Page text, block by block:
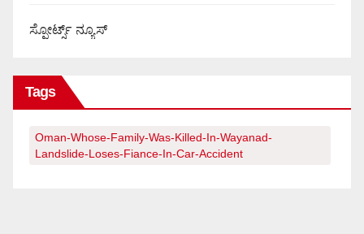
ಸ್ಪೋರ್ಟ್ಸ್ ನ್ಯೂಸ್
Tags
Oman-Whose-Family-Was-Killed-In-Wayanad-
Landslide-Loses-Fiance-In-Car-Accident